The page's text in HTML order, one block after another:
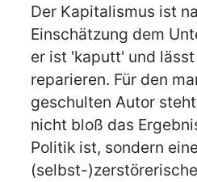
Der Kapitalismus ist
Einschätzung dem
er ist 'kaputt' und
reparieren. Für den
geschulten Autor
nicht bloß das
Politik ist, sondern
(selbst-